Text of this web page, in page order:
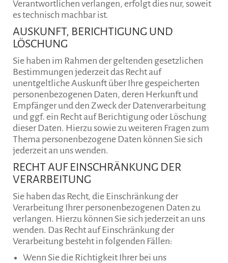
Verantwortlichen verlangen, erfolgt dies nur, soweit
es technisch machbar ist.
AUSKUNFT, BERICHTIGUNG UND
LÖSCHUNG
Sie haben im Rahmen der geltenden gesetzlichen
Bestimmungen jederzeit das Recht auf
unentgeltliche Auskunft über Ihre gespeicherten
personenbezogenen Daten, deren Herkunft und
Empfänger und den Zweck der Datenverarbeitung
und ggf. ein Recht auf Berichtigung oder Löschung
dieser Daten. Hierzu sowie zu weiteren Fragen zum
Thema personenbezogene Daten können Sie sich
jederzeit an uns wenden.
RECHT AUF EINSCHRÄNKUNG DER
VERARBEITUNG
Sie haben das Recht, die Einschränkung der
Verarbeitung Ihrer personenbezogenen Daten zu
verlangen. Hierzu können Sie sich jederzeit an uns
wenden. Das Recht auf Einschränkung der
Verarbeitung besteht in folgenden Fällen:
Wenn Sie die Richtigkeit Ihrer bei uns